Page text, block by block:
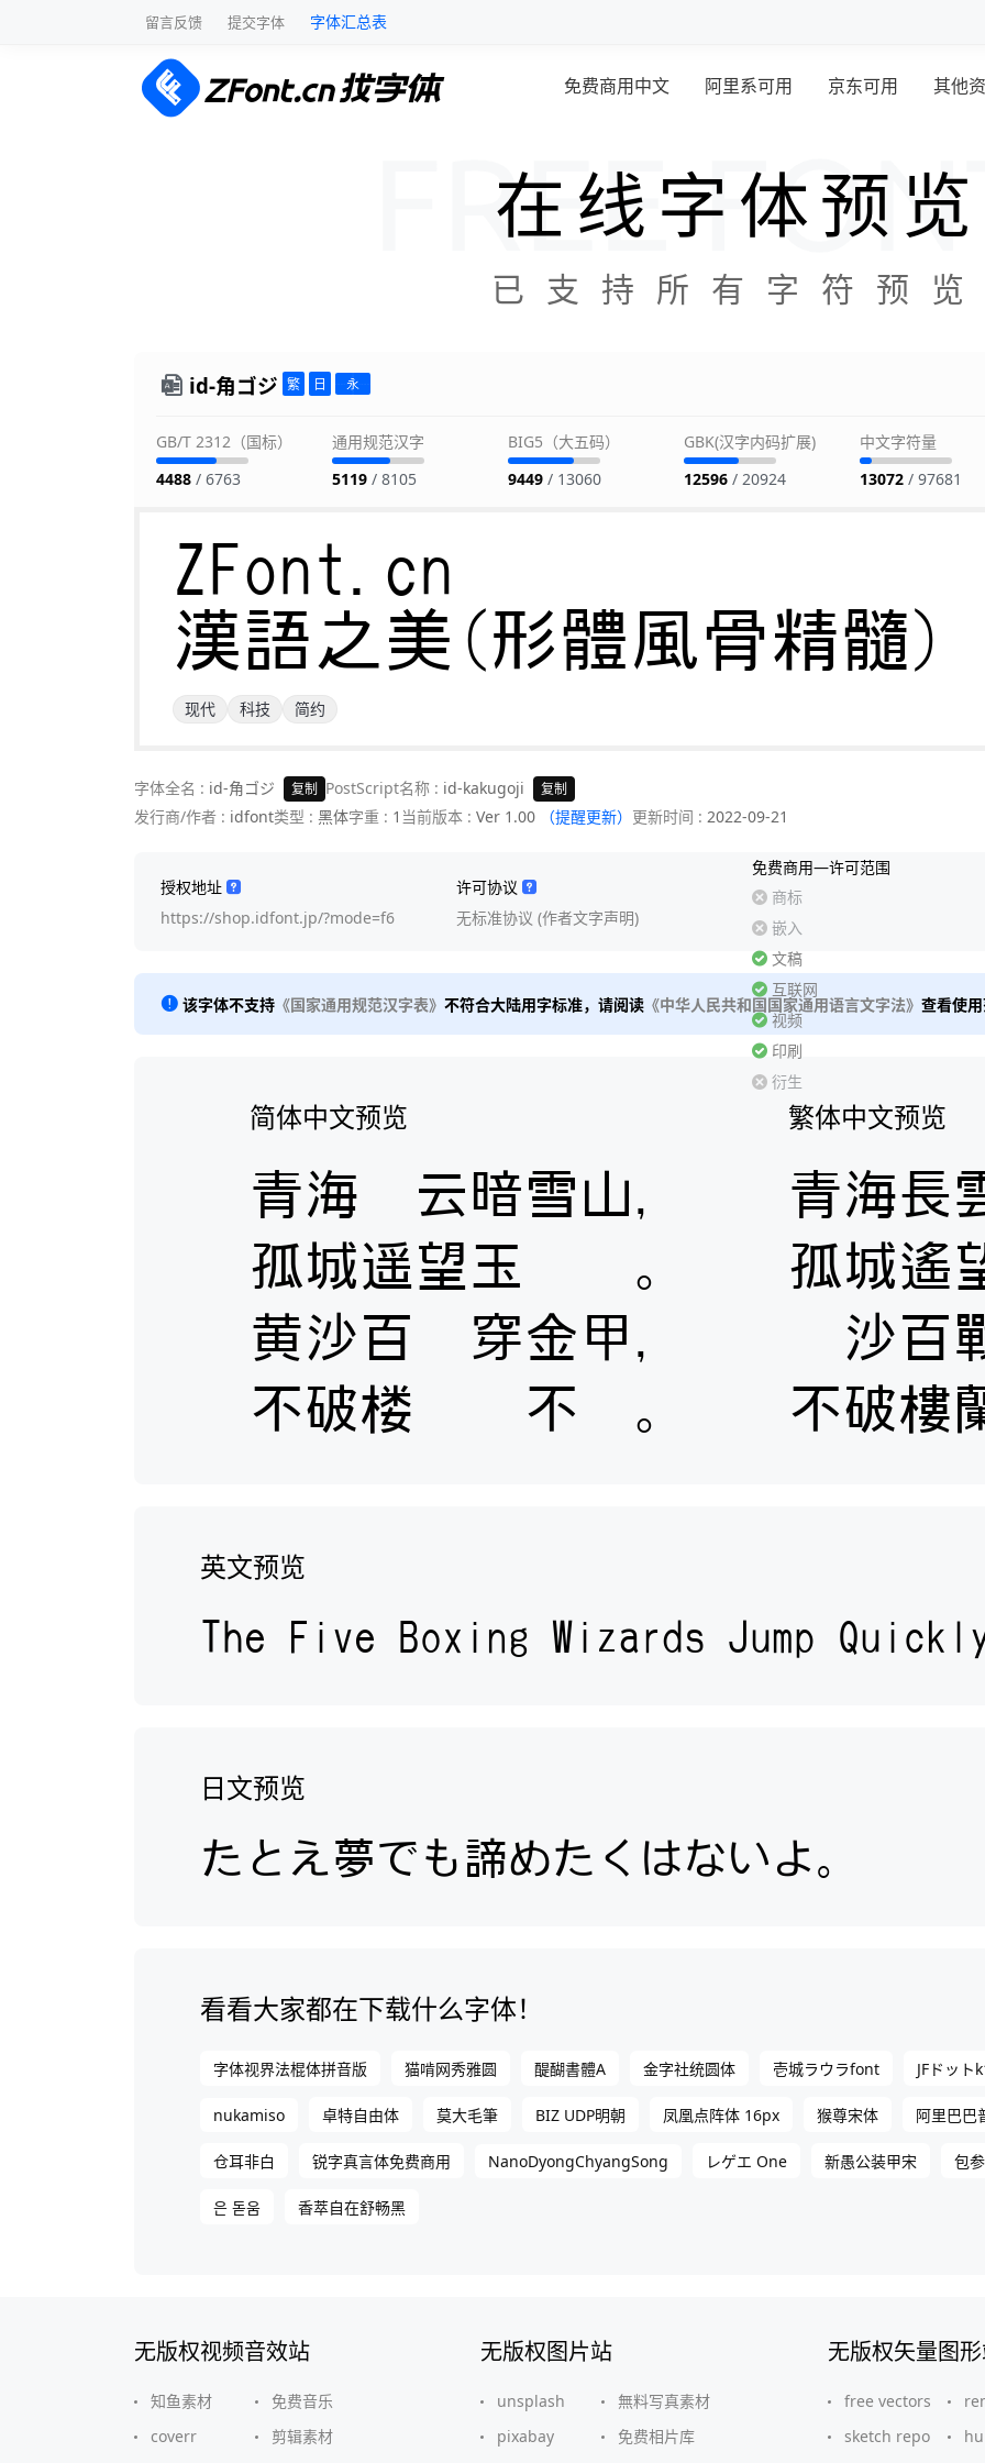
留言反馈 提交字体 字体汇总表
免费商用中文 阿里系可用 京东可用 其他
在线字体预览
已支持所有字符预览
id-角ゴジ
GB/T 2312（国标）
4488 / 6763
通用规范汉字
5119 / 8105
BIG5（大五码）
9449 / 13060
GBK(汉字内码扩展)
12596 / 20924
中文字符量
13072 / 97681
ZFont.cn
漢語之美(形體風骨精髓)
现代 科技 简约
字体全名 : id-角ゴジ 复制 PostScript名称 : id-kakugoji 复制
发行商/作者 : idfont类型 : 黑体字重 : 1 当前版本 : Ver 1.00 （提醒更新） 更新时间 : 2022-09-21
授权地址
https://shop.idfont.jp/?mode=f6
许可协议
无标准协议 (作者文字声明)
免费商用—许可范围
商标
嵌入
文稿
互联网
视频
印刷
衍生
该字体不支持 《国家通用规范汉字表》 不符合大陆用字标准，请阅读 《中华人民共和国国家通用语言文字法》 查看使
简体中文预览 繁体中文预览
英文预览
日文预览
看看大家都在下载什么字体！
字体视界法棍体拼音版 猫啃网秀雅圆 醍醐書體A 金字社统圆体 壱城ラウラfont JFドット
nukamiso 卓特自由体 莫大毛筆 BIZ UDP明朝 凤凰点阵体 16px 猴尊宋体 阿里巴巴
仓耳非白 锐字真言体免费商用 NanoDyongChyangSong レゲエ One 新愚公装甲宋 包
은 돋움 香萃自在舒畅黑
无版权视频音效站
知鱼素材
免费音乐
coverr
剪辑素材
无版权图片站
unsplash
無料写真素材
pixabay
免费相片库
无版权矢量图
free vectors
sketch repo